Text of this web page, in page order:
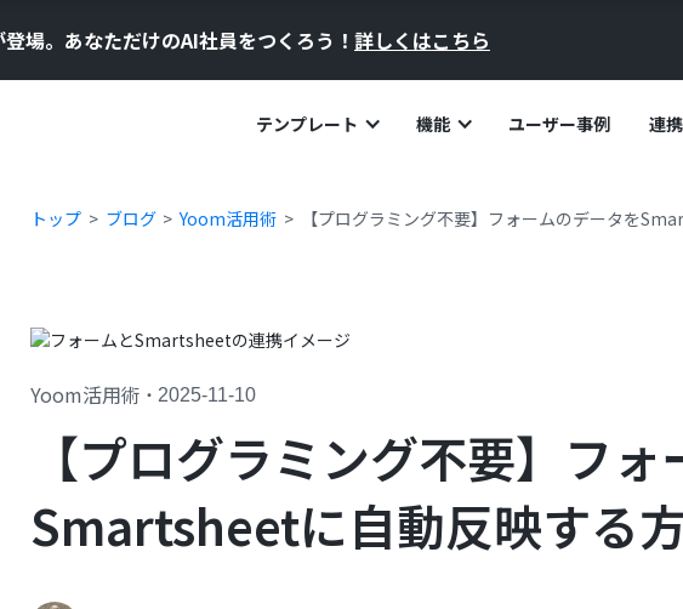
場。あなただけのAI社員をつくろう！ 詳しくはこちら
テンプレート 機能 ユーザー事例 連
トップ ブログ Yoom活用術 【プログラミング不要】フォームのデータを
Yoom活用術 ・ 2025-11-10
【プログラミング不要】フ
Smartsheetに自動反映する